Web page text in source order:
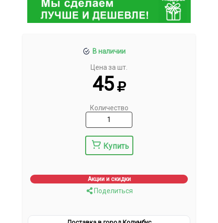
В наличии
Цена за шт.
45
Количество
Купить
Акции и скидки
Поделиться